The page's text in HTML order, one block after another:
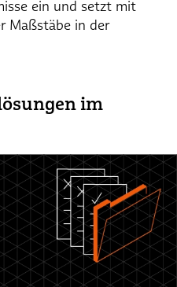
ein und setzt mit
Maßstäbe in der
im